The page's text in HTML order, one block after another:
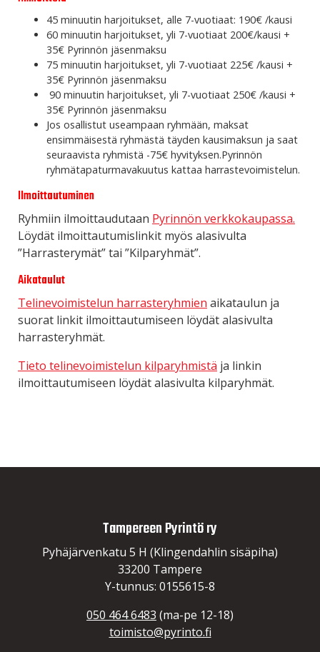
45 minuutin harjoitukset, alle 7-vuotiaat: 190€ /kausi
60 minuutin harjoitukset, yli 7-vuotiaat 200€/kausi +
35€ Pyrinnön jäsenmaksu
75 minuutin harjoitukset, yli 7-vuotiaat 225€ /kausi +
35€ Pyrinnön jäsenmaksu
90 minuutin harjoitukset, yli 7-vuotiaat 250€ /kausi +
35€ Pyrinnön jäsenmaksu
Jos osallistut useampaan ryhmään, maksat
ensimmäisestä ryhmästä täyden kausimaksun ja saat
seuraavista ryhmistä -75€ hyvityksen.Pyrinnön
ryhmätapaturmavakuutus kattaa harrastevoimistelun.
Ilmoittautuminen
Ryhmiin ilmoittaudutaan Pyrinnön verkkokaupassa.
Löydät ilmoittautumislinkit myös alasivulta
”Harrasterymät” tai ”Kilparyhmät”.
Aikataulut
Telinevoimistelun harrasteryhmien aikataulun ja
suorat linkit ilmoittautumiseen löydät alasivulta
harrasteryhmät.
Tieto telinevoimistelun kilparyhmistä ja linkin
ilmoittautumiseen löydät alasivulta kilparyhmät.
Tampereen Pyrintö ry
Pyhäjärvenkatu 5 H (Klingendahlin sisäpiha)
33200 Tampere
Y-tunnus: 0155615-8
050 464 6483 (ma-pe 12-18)
toimisto@pyrinto.fi